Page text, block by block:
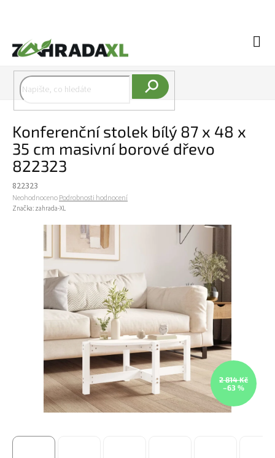
Konferenční stolek bílý 87 x 48 x
35 cm masivní borové dřevo
822323
822323
Průměrné hodnocení produktu je 0,0 z 5 hvězdiček.
NeohodnocenoPodrobnosti hodnocení
Značka: zahrada-XL
2 814 Kč
–63 %